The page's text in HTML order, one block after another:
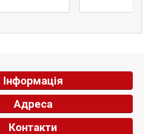
Інформація
Адреса
Контакти